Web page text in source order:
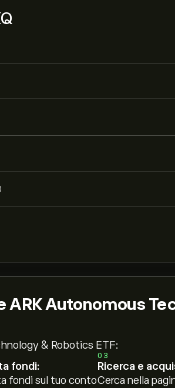
ARK Autonomous
& Robotics ETF:
fondi:
fondi sul tuo conto
03
Ricerca e
Cerca nella